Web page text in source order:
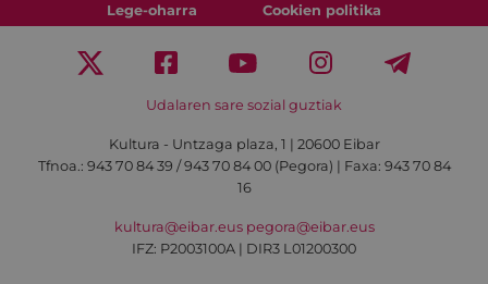
Lege-oharra
Cookien politika
Udalaren sare sozial guztiak
Kultura - Untzaga plaza, 1 | 20600 Eibar
Tfnoa.: 943 70 84 39 / 943 70 84 00 (Pegora) | Faxa: 943 70 84
16
kultura@eibar.eus pegora@eibar.eus
IFZ: P2003100A | DIR3 L01200300